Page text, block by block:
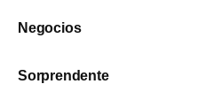
Negocios
Sorprendente